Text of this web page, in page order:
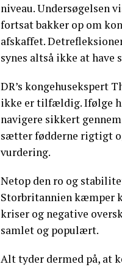
niveau. Undersøgelsen
fortsat bakker op om
afskaffet.
synes altså ikke at have
DR’s kongehusekspert
ikke er tilfældig. Ifølge
navigere sikkert
sætter fødderne rigtigt
vurdering.
Netop den ro og
Storbritannien kæmper
kriser og negative
samlet og populært.
Alt tyder dermed på, at